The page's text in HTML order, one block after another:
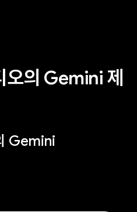
의 Gemini 제
Gemini